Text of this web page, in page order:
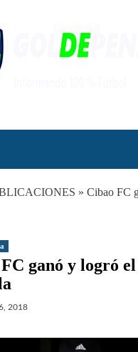
» Cibao FC
ganó y logró el
2018